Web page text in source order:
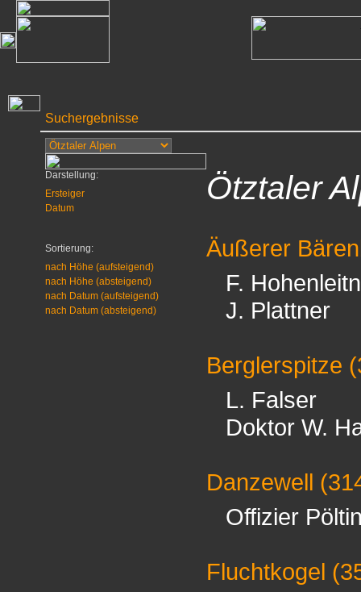
Suchergebnisse
Darstellung:
Ersteiger
Datum
Sortierung:
nach Höhe (aufsteigend)
nach Höhe (absteigend)
nach Datum (aufsteigend)
nach Datum (absteigend)
Ötztaler
Äußerer
F.
J. Plattner
Berglerspitze
L. Falser
Doktor W.
Danzewell
Offizier
Fluchtkogel